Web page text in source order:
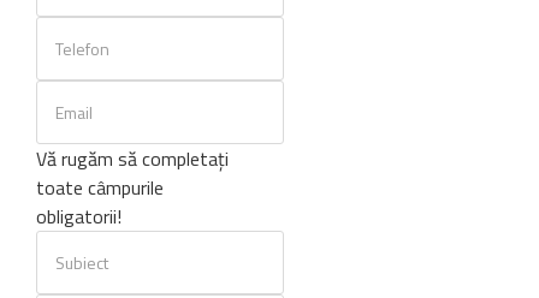
Vă rugăm să completați
toate câmpurile
obligatorii!